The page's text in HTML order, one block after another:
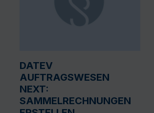
DATEV
AUFTRAGSWESEN
NEXT:
SAMMELRECHNUNGEN